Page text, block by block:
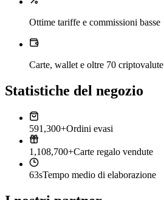
Ottime tariffe e commissioni basse
Carte, wallet e oltre 70 criptovalute
Statistiche del negozio
591,300+Ordini evasi
1,108,700+Carte regalo vendute
63sTempo medio di elaborazione